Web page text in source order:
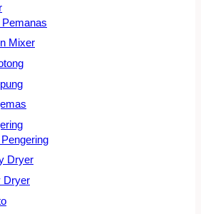
Mixer
Dryer
Dryer